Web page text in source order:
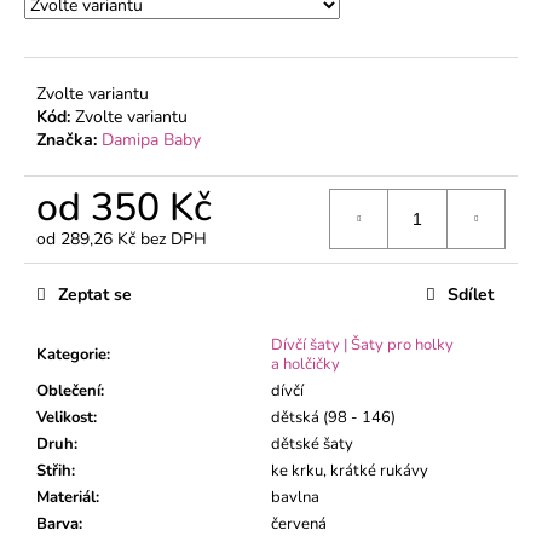
Zvolte variantu
Kód: Zvolte variantu
Značka: Damipa Baby
od 350 Kč
od 289,26 Kč bez DPH
Měrná
cena:
Kategorie:
Dívčí šaty | Šaty pro holky
a holčičky
Oblečení:
dívčí
Velikost:
dětská (98 - 146)
Druh:
dětské šaty
Střih:
ke krku, krátké rukávy
Materiál:
bavlna
Barva:
červená
Zeptat se Sdílet
D
o
p
o
u
j
e
e
DĚTSKÉ
TEPLÁKY
ČERNÉ
290
Kč